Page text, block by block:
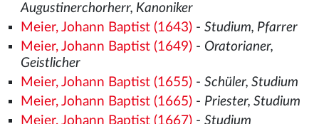
Augustinerchorherr, Kanoniker
Meier, Johann Baptist (1643)- Studium, Pfarrer
Meier, Johann Baptist (1649)- Oratorianer,
Geistlicher
Meier, Johann Baptist (1655)- Schüler, Studium
Meier, Johann Baptist (1665)- Priester, Studium
Meier, Johann Baptist (1667)- Studium